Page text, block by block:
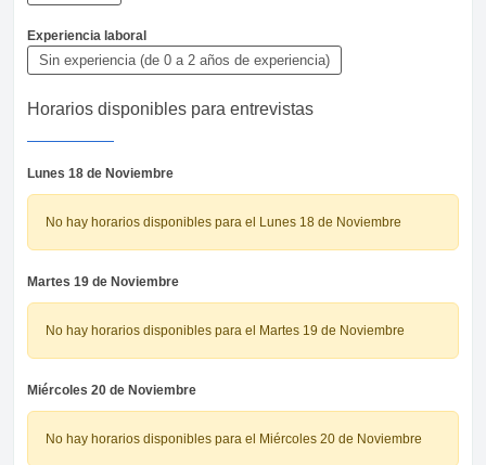
Experiencia laboral
Sin experiencia (de 0 a 2 años de experiencia)
Horarios disponibles para entrevistas
Lunes 18 de Noviembre
No hay horarios disponibles para el Lunes 18 de Noviembre
Martes 19 de Noviembre
No hay horarios disponibles para el Martes 19 de Noviembre
Miércoles 20 de Noviembre
No hay horarios disponibles para el Miércoles 20 de Noviembre